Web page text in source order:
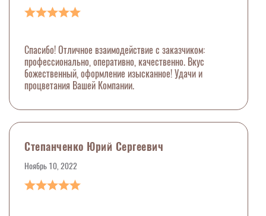
Спасибо! Отличное взаимодействие с заказчиком:
профессионально, оперативно, качественно. Вкус
божественный, оформление изысканное! Удачи и
процветания Вашей Компании.
Степанченко Юрий Сергеевич
Ноябрь 10, 2022